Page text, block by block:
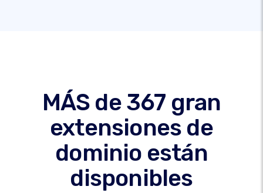
MÁS de 367 gran
extensiones de
dominio están
disponibles